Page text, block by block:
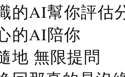
的AI幫你評估
的AI陪你
地 無限提問